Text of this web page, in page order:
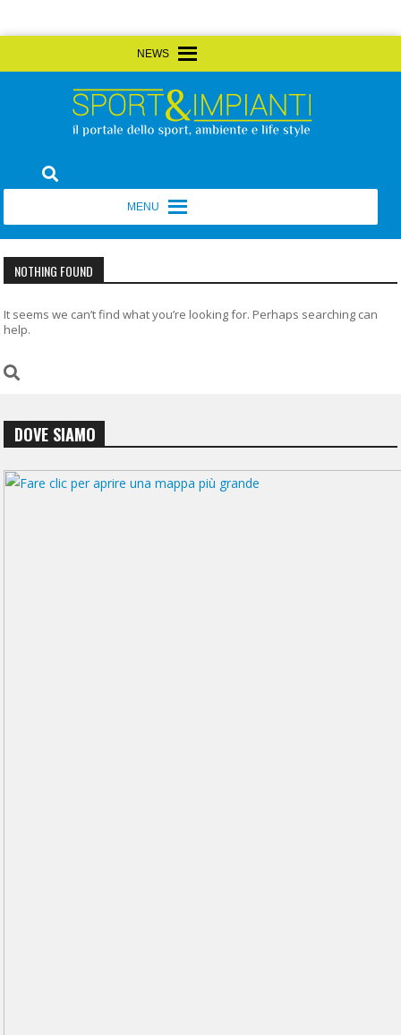
to
Sport&Impianti
NOTHING FOUND
It seems we can’t find what you’re looking for. Perhaps searching can
help.
DOVE SIAMO